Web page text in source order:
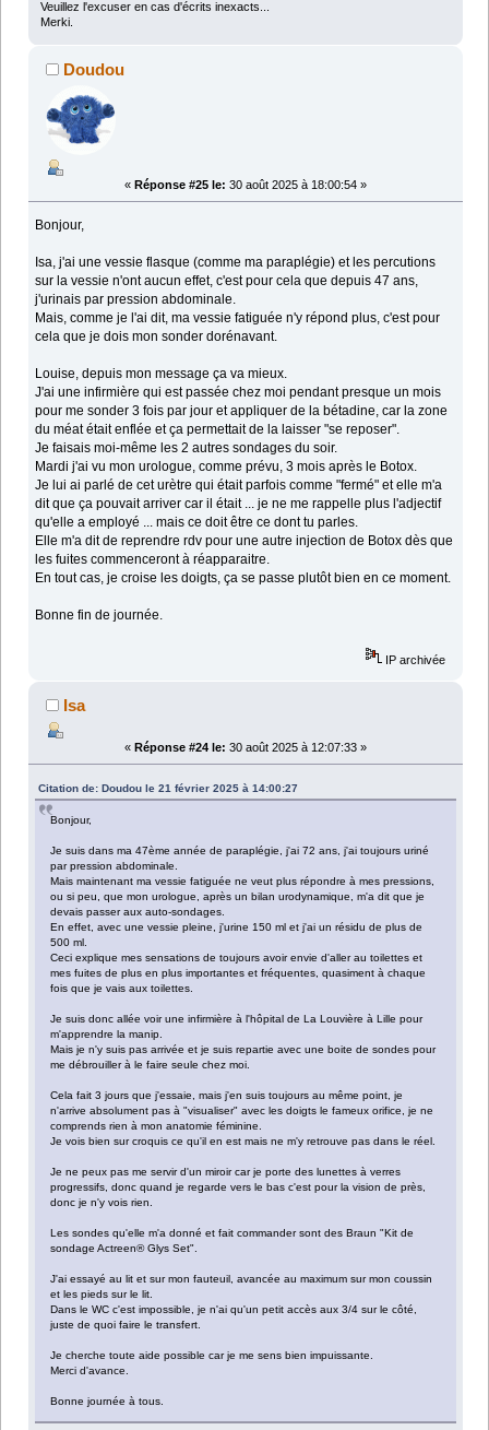
Veuillez l'excuser en cas d'écrits inexacts...
Merki.
Doudou
« Réponse #25 le: 30 août 2025 à 18:00:54 »
Bonjour,
Isa, j'ai une vessie flasque (comme ma paraplégie) et les percutions
sur la vessie n'ont aucun effet, c'est pour cela que depuis 47 ans,
j'urinais par pression abdominale.
Mais, comme je l'ai dit, ma vessie fatiguée n'y répond plus, c'est pour
cela que je dois mon sonder dorénavant.
Louise, depuis mon message ça va mieux.
J'ai une infirmière qui est passée chez moi pendant presque un mois
pour me sonder 3 fois par jour et appliquer de la bétadine, car la zone
du méat était enflée et ça permettait de la laisser "se reposer".
Je faisais moi-même les 2 autres sondages du soir.
Mardi j'ai vu mon urologue, comme prévu, 3 mois après le Botox.
Je lui ai parlé de cet urètre qui était parfois comme "fermé" et elle m'a
dit que ça pouvait arriver car il était ... je ne me rappelle plus l'adjectif
qu'elle a employé ... mais ce doit être ce dont tu parles.
Elle m'a dit de reprendre rdv pour une autre injection de Botox dès que
les fuites commenceront à réapparaitre.
En tout cas, je croise les doigts, ça se passe plutôt bien en ce moment.
Bonne fin de journée.
IP archivée
Isa
« Réponse #24 le: 30 août 2025 à 12:07:33 »
Citation de: Doudou le 21 février 2025 à 14:00:27
Bonjour,
Je suis dans ma 47ème année de paraplégie, j'ai 72 ans, j'ai toujours uriné
par pression abdominale.
Mais maintenant ma vessie fatiguée ne veut plus répondre à mes pressions,
ou si peu, que mon urologue, après un bilan urodynamique, m'a dit que je
devais passer aux auto-sondages.
En effet, avec une vessie pleine, j'urine 150 ml et j'ai un résidu de plus de
500 ml.
Ceci explique mes sensations de toujours avoir envie d'aller au toilettes et
mes fuites de plus en plus importantes et fréquentes, quasiment à chaque
fois que je vais aux toilettes.
Je suis donc allée voir une infirmière à l'hôpital de La Louvière à Lille pour
m'apprendre la manip.
Mais je n'y suis pas arrivée et je suis repartie avec une boite de sondes pour
me débrouiller à le faire seule chez moi.
Cela fait 3 jours que j'essaie, mais j'en suis toujours au même point, je
n'arrive absolument pas à "visualiser" avec les doigts le fameux orifice, je ne
comprends rien à mon anatomie féminine.
Je vois bien sur croquis ce qu'il en est mais ne m'y retrouve pas dans le réel.
Je ne peux pas me servir d'un miroir car je porte des lunettes à verres
progressifs, donc quand je regarde vers le bas c'est pour la vision de près,
donc je n'y vois rien.
Les sondes qu'elle m'a donné et fait commander sont des Braun "Kit de
sondage Actreen® Glys Set".
J'ai essayé au lit et sur mon fauteuil, avancée au maximum sur mon coussin
et les pieds sur le lit.
Dans le WC c'est impossible, je n'ai qu'un petit accès aux 3/4 sur le côté,
juste de quoi faire le transfert.
Je cherche toute aide possible car je me sens bien impuissante.
Merci d'avance.
Bonne journée à tous.